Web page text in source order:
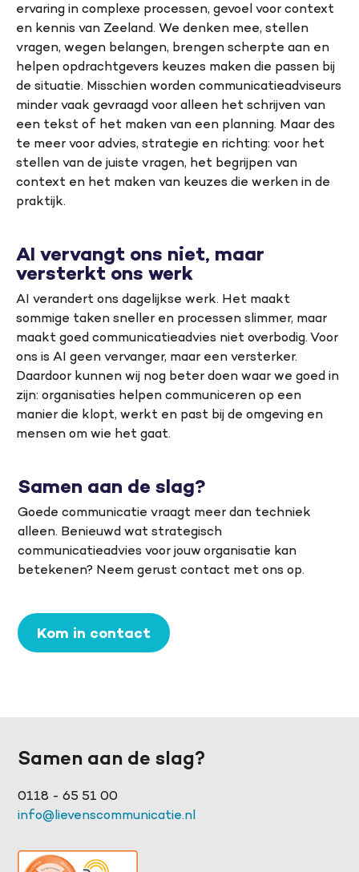
ervaring in complexe processen, gevoel voor context
en kennis van Zeeland. We denken mee, stellen
vragen, wegen belangen, brengen scherpte aan en
helpen opdrachtgevers keuzes maken die passen bij
de situatie. Misschien worden communicatieadviseurs
minder vaak gevraagd voor alleen het schrijven van
een tekst of het maken van een planning. Maar des
te meer voor advies, strategie en richting: voor het
stellen van de juiste vragen, het begrijpen van
context en het maken van keuzes die werken in de
praktijk.
AI vervangt ons niet, maar
versterkt ons werk
AI verandert ons dagelijkse werk. Het maakt
sommige taken sneller en processen slimmer, maar
maakt goed communicatieadvies niet overbodig. Voor
ons is AI geen vervanger, maar een versterker.
Daardoor kunnen wij nog beter doen waar we goed in
zijn: organisaties helpen communiceren op een
manier die klopt, werkt en past bij de omgeving en
mensen om wie het gaat.
Samen aan de slag?
Goede communicatie vraagt meer dan techniek
alleen. Benieuwd wat strategisch
communicatieadvies voor jouw organisatie kan
betekenen? Neem gerust contact met ons op.
Kom in contact
Samen aan de slag?
0118 - 65 51 00
info@lievenscommunicatie.nl